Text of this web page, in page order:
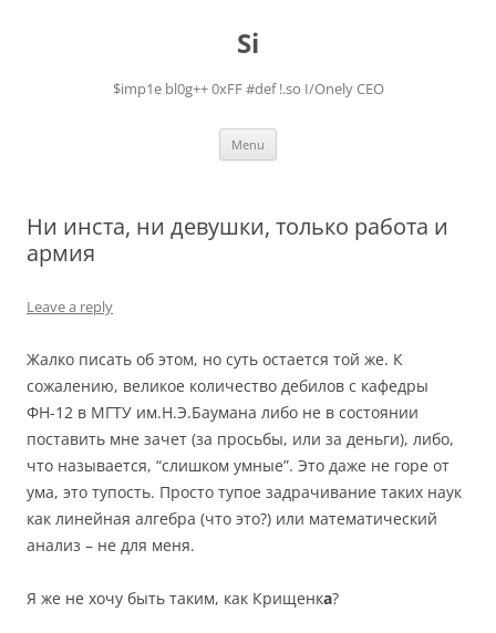
Si
$imp1e bl0g++ 0xFF #def !.so I/Onely CEO
Menu
Ни инста, ни девушки, только работа и
армия
Leave a reply
Жалко писать об этом, но суть остается той же. К
сожалению, великое количество дебилов с кафедры
ФН-12 в МГТУ им.Н.Э.Баумана либо не в состоянии
поставить мне зачет (за просьбы, или за деньги), либо,
что называется, “слишком умные”. Это даже не горе от
ума, это тупость. Просто тупое задрачивание таких наук
как линейная алгебра (что это?) или математический
анализ – не для меня.
Я же не хочу быть таким, как Крищенка?